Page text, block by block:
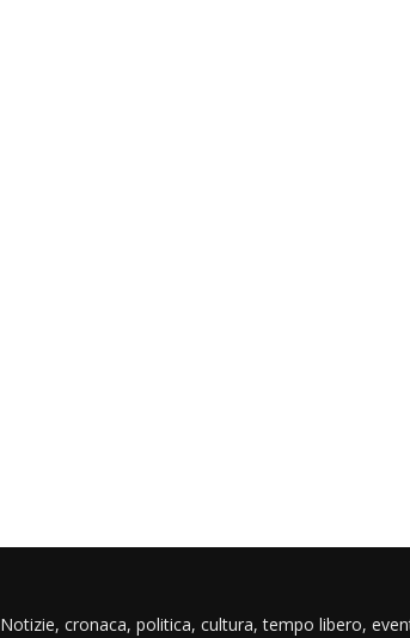
Notizie, cronaca, politica, cultura, tempo libero,